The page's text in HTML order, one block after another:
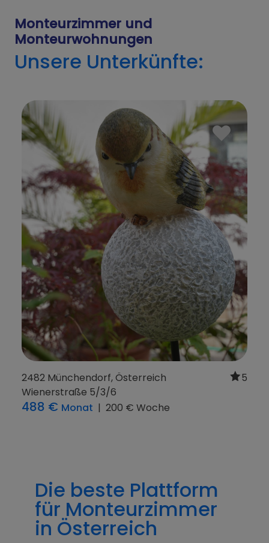
Monteurzimmer und
Monteurwohnungen
Unsere Unterkünfte:
3602 Rossatz-Arnsdorf,
Österreich
Donaugasse 46
Die beste Plattform
für Monteurzimmer
in Österreich